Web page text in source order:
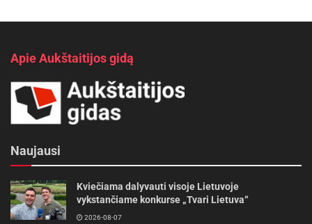
Apie Aukštaitijos gidą
Naujausi
Kviečiama dalyvauti visoje Lietuvoje
vykstančiame konkurse „Tvari Lietuva“
2026-08-07